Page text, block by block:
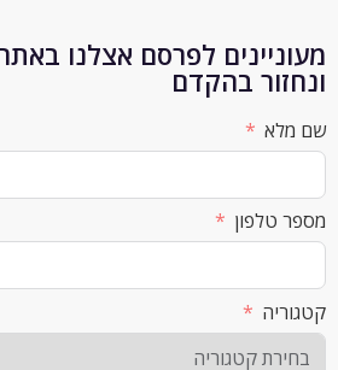
לפרסם אצלנו באתר?
בהקדם